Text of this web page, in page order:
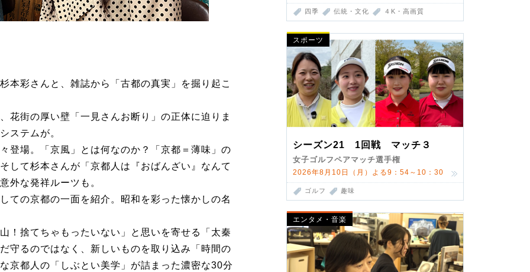
四季 伝統・文化 ４K・高画質
スポーツ
シーズン21 1回戦 マッチ３
女子ゴルフペアマッチ選手権
2026年8月10日（月）よる9：54～10：30
ゴルフ 趣味
エンタメ・音楽
本彩さんと、雑誌から「古都の真実」を掘り起こ
花街の厚い壁「一見さんお断り」の正体に迫りま
ステムが。
登場。「京風」とは何なのか？「京都＝薄味」の
して杉本さんが「京都人は『おばんざい』なんて
外な発祥ルーツも。
ての京都の一面を紹介。昭和を彩った懐かしの名
！捨てちゃもったいない」と思いを寄せる「太秦
守るのではなく、新しいものを取り込み「時間の
京都人の「しぶとい美学」が詰まった濃密な30分